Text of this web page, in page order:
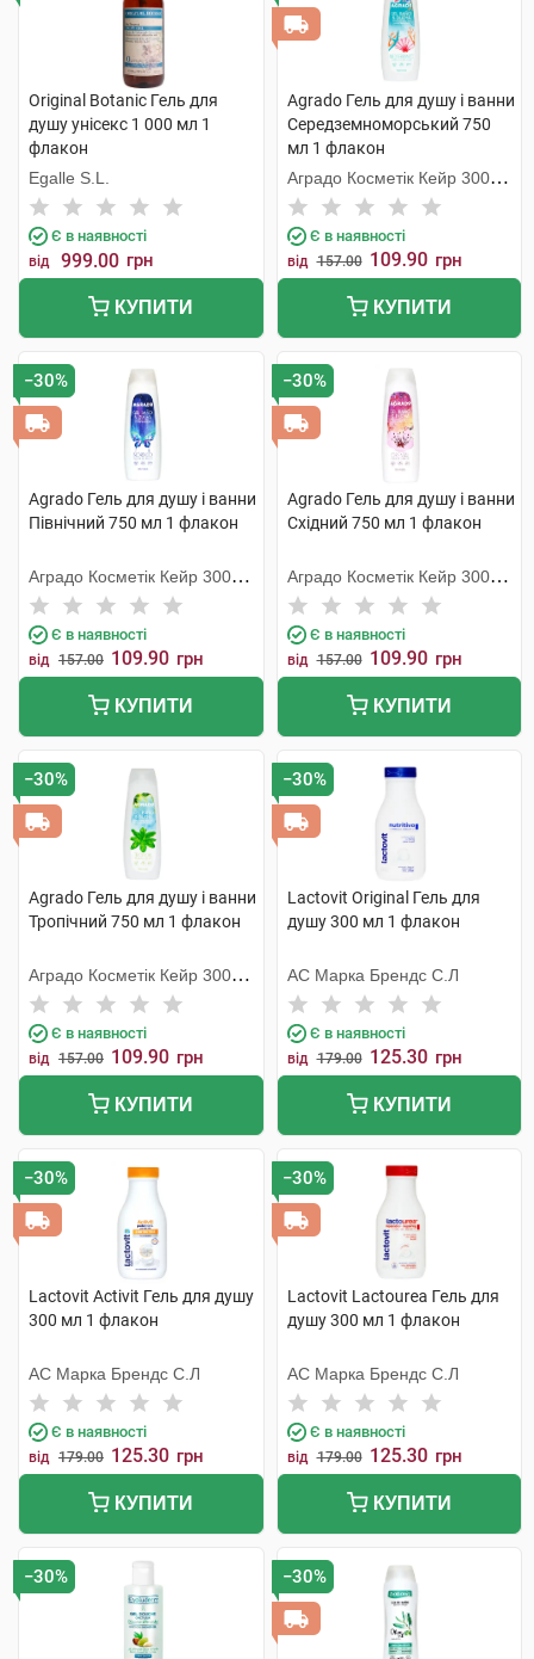
Original Botanic Гель для
душу унісекс 1 000 мл 1
флакон
Egalle S.L.
Є в наявності
від 999.00 грн
КУПИТИ
Agrado Гель для душу і ванни
Середземноморський 750
мл 1 флакон
Аградо Косметік Кейр 3000
С.Л.У.
Є в наявності
від 157.00 109.90 грн
КУПИТИ
−30%
Agrado Гель для душу і ванни
Північний 750 мл 1 флакон
Аградо Косметік Кейр 3000
С.Л.У.
Є в наявності
від 157.00 109.90 грн
КУПИТИ
−30%
Agrado Гель для душу і ванни
Східний 750 мл 1 флакон
Аградо Косметік Кейр 3000
С.Л.У.
Є в наявності
від 157.00 109.90 грн
КУПИТИ
−30%
Agrado Гель для душу і ванни
Тропічний 750 мл 1 флакон
Аградо Косметік Кейр 3000
С.Л.У.
Є в наявності
від 157.00 109.90 грн
КУПИТИ
−30%
Lactovit Original Гель для
душу 300 мл 1 флакон
АС Марка Брендс С.Л
Є в наявності
від 179.00 125.30 грн
КУПИТИ
−30%
Lactovit Activit Гель для душу
300 мл 1 флакон
АС Марка Брендс С.Л
Є в наявності
від 179.00 125.30 грн
КУПИТИ
−30%
Lactovit Lactourea Гель для
душу 300 мл 1 флакон
АС Марка Брендс С.Л
Є в наявності
від 179.00 125.30 грн
КУПИТИ
−30% −30%